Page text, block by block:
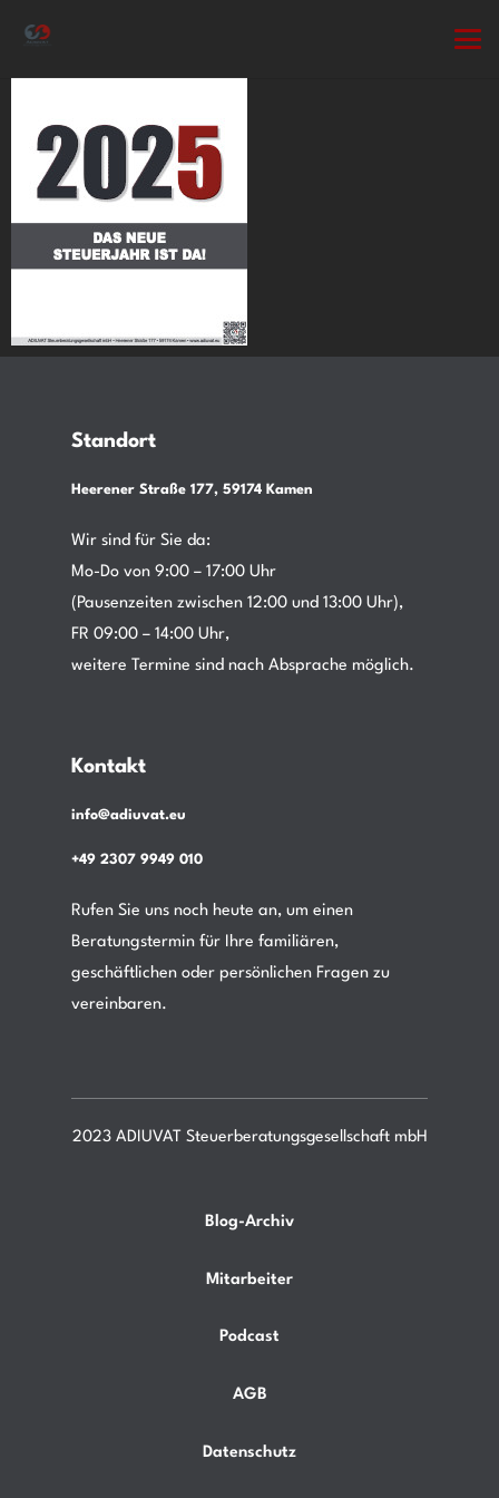
Standort
Heerener Straße 177, 59174 Kamen
Wir sind für Sie da:
Mo-Do von 9:00 – 17:00 Uhr
(Pausenzeiten zwischen 12:00 und 13:00 Uhr),
FR 09:00 – 14:00 Uhr,
weitere Termine sind nach Absprache möglich.
Kontakt
info@adiuvat.eu
+49 2307 9949 010
Rufen Sie uns noch heute an, um einen
Beratungstermin für Ihre familiären,
geschäftlichen oder persönlichen Fragen zu
vereinbaren.
2023 ADIUVAT Steuerberatungsgesellschaft mbH
Blog-Archiv
Mitarbeiter
Podcast
AGB
Datenschutz